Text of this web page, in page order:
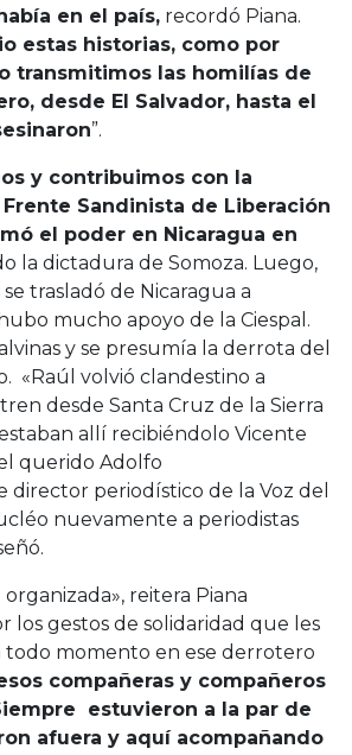
en el país, recordó Piana.
estas historias, como por
transmitimos las homilías de
desde El Salvador, hasta el
”.
y contribuimos con la
Sandinista de Liberación
el poder en Nicaragua en
la dictadura de Somoza. Luego,
se trasladó de Nicaragua a
mucho apoyo de la Ciespal.
y se presumía la derrota del
«Raúl volvió clandestino a
desde Santa Cruz de la Sierra
allí recibiéndolo Vicente
querido Adolfo
director periodístico de la Voz del
nuevamente a periodistas
reitera Piana
los gestos de solidaridad que les
todo momento en ese derrotero
compañeras y compañeros
estuvieron a la par de
afuera y aquí acompañando